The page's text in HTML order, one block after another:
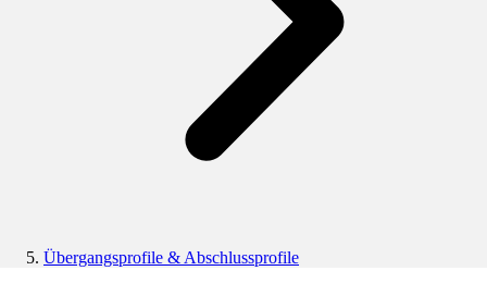
Übergangsprofile & Abschlussprofile